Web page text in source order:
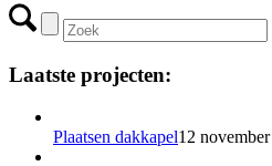
Laatste projecten:
Plaatsen dakkapel12